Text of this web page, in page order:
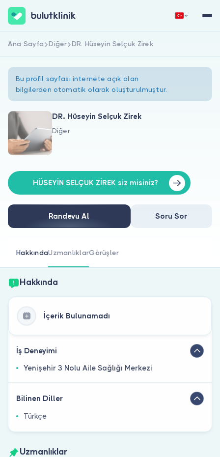
Hakkımızda
Doktorlar için
Doktor musunuz?
Hemen Kaydol Giriş Yap
Ana Sayfa Diğer DR. Hüseyin Selçuk Zirek
Bu profil sayfası internete açık olan
bilgilerden otomatik olarak oluşturulmuştur.
DR. Hüseyin Selçuk Zirek
Diğer
HÜSEYİN SELÇUK ZİREK siz misiniz?
Randevu Al Soru Sor
HakkındaUzmanlıklarGörüşler
Hakkında
İçerik Bulunamadı
İş Deneyimi
Yenişehir 3 Nolu Aile Sağlığı Merkezi
Bilinen Diller
Türkçe
Uzmanlıklar